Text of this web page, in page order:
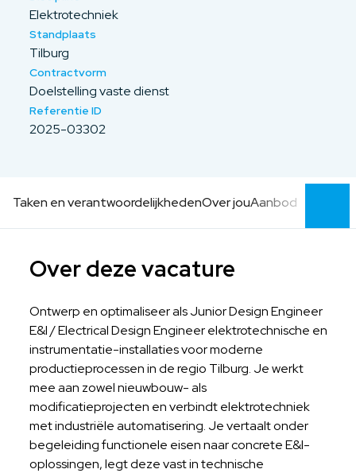
Elektrotechniek
Standplaats
Tilburg
Contractvorm
Doelstelling vaste dienst
Referentie ID
2025-03302
Taken en verantwoordelijkhedenOver jouAanbod
Over deze vacature
Ontwerp en optimaliseer als Junior Design Engineer
E&I / Electrical Design Engineer elektrotechnische en
instrumentatie-installaties voor moderne
productieprocessen in de regio Tilburg. Je werkt
mee aan zowel nieuwbouw- als
modificatieprojecten en verbindt elektrotechniek
met industriële automatisering. Je vertaalt onder
begeleiding functionele eisen naar concrete E&I-
oplossingen, legt deze vast in technische